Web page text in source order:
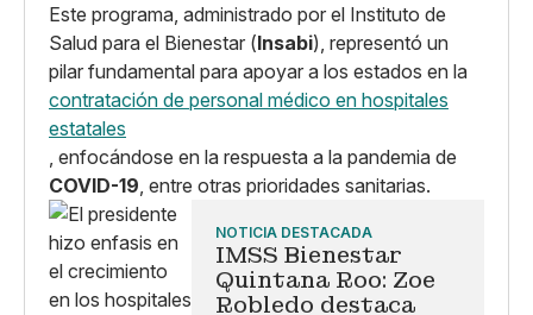
Este programa, administrado por el Instituto de
Salud para el Bienestar (Insabi), representó un
pilar fundamental para apoyar a los estados en la
contratación de personal médico en hospitales
estatales
, enfocándose en la respuesta a la pandemia de
COVID-19, entre otras prioridades sanitarias.
NOTICIA DESTACADA
IMSS Bienestar
Quintana Roo: Zoe
Robledo destaca